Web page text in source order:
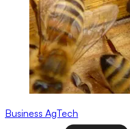
Business AgTech